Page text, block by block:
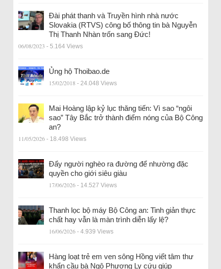
Đài phát thanh và Truyền hình nhà nước
Slovakia (RTVS) công bố thông tin bà Nguyễn
Thị Thanh Nhàn trốn sang Đức!
06/08/2023 - 5.164 Views
Ủng hộ Thoibao.de
15/02/2018 - 24.048 Views
Mai Hoàng lập kỷ lục thăng tiến: Vì sao “ngôi
sao” Tây Bắc trở thành điểm nóng của Bộ Công
an?
11/05/2026 - 18.498 Views
Đẩy người nghèo ra đường để nhường đặc
quyền cho giới siêu giàu
17/06/2026 - 14.527 Views
Thanh lọc bộ máy Bộ Công an: Tinh giản thực
chất hay vẫn là màn trình diễn lấy lệ?
16/06/2026 - 4.939 Views
Hàng loạt trẻ em ven sông Hồng viết tâm thư
khẩn cầu bà Ngô Phương Ly cứu giúp